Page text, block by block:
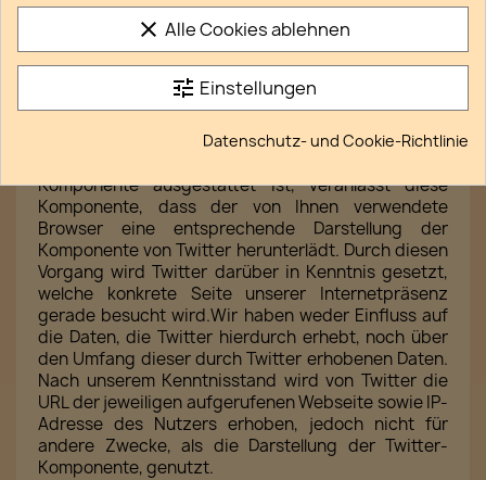
Einsatz der Twitter-Empfehlungs-
Komponenten
Wir setzen auf unserer Seite Komponenten des
Anbieters Twitter ein. Twitter ist ein Service der
Francisco, CA 94107, USA.Bei jedem einzelnen Abruf
Komponente ausgestattet ist, veranlasst diese
Komponente, dass der von Ihnen verwendete
Browser eine entsprechende Darstellung der
Komponente von Twitter herunterlädt. Durch diesen
Vorgang wird Twitter darüber in Kenntnis gesetzt,
welche konkrete Seite unserer Internetpräsenz
gerade besucht wird.Wir haben weder Einfluss auf
die Daten, die Twitter hierdurch erhebt, noch über
den Umfang dieser durch Twitter erhobenen Daten.
Nach unserem Kenntnisstand wird von Twitter die
URL der jeweiligen aufgerufenen Webseite sowie IP-
Adresse des Nutzers erhoben, jedoch nicht für
andere Zwecke, als die Darstellung der Twitter-
Komponente, genutzt.
clear Alle Cookies ablehnen
tune Einstellungen
Datenschutz- und Cookie-Richtlinie